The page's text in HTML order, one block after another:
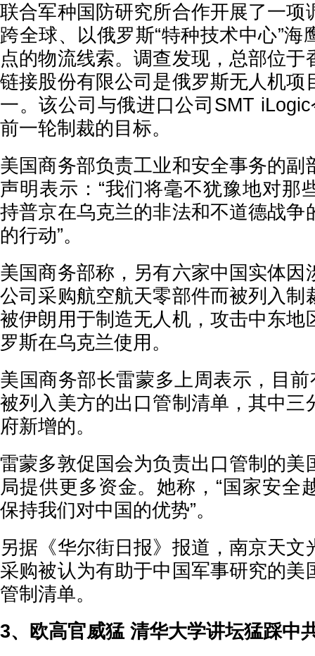
联合军种国防研究所合作开展了一项
跨全球、以俄罗斯“特种技术中心”海
点的物流线索。调查发现，总部位于
链接股份有限公司是俄罗斯无人机项
一。该公司与俄进口公司SMT
前一轮制裁的目标。
美国商务部负责工业和安全事务的副
声明表示：“我们将毫不犹豫地对那
持普京在乌克兰的非法和不道德战争
的行动”。
美国商务部称，另有六家中国实体因
公司采购航空航天零部件而被列入制
被伊朗用于制造无人机，攻击中东地
罗斯在乌克兰使用。
美国商务部长雷蒙多上周表示，目
被列入美方的出口管制清单，其中三
府新增的。
雷蒙多敦促国会为负责出口管制的美
局提供更多资金。她称，“国家安全
保持我们对中国的优势”。
另据《华尔街日报》报道，南京天文
采购被认为有助于中国军事研究的美
管制清单。
3、欧高官威猛 清华大学讲坛猛踩中